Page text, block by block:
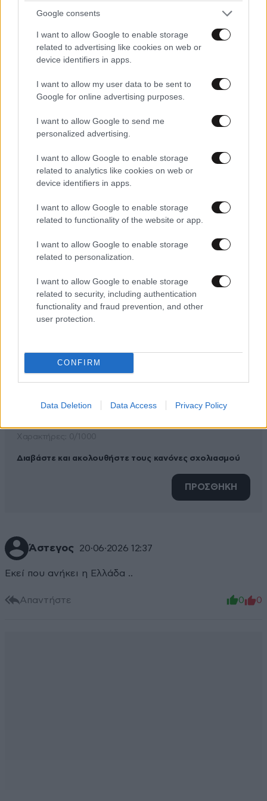
Google consents
I want to allow Google to enable storage
related to advertising like cookies on web or
device identifiers in apps.
I want to allow my user data to be sent to
Google for online advertising purposes.
I want to allow Google to send me
personalized advertising.
I want to allow Google to enable storage
related to analytics like cookies on web or
device identifiers in apps.
I want to allow Google to enable storage
related to functionality of the website or app.
I want to allow Google to enable storage
related to personalization.
I want to allow Google to enable storage
related to security, including authentication
functionality and fraud prevention, and other
user protection.
CONFIRM
Data Deletion Data Access Privacy Policy
ΣΧΌΛΙΑ ΑΝΑΓΝΩΣΤΏΝ
ΠΡΟΣΘΕΣΤΕ ΤΟ ΣΧΟΛΙΟ ΣΑΣ
Διαβάστε και ακολουθήστε τους κανόνες σχολιασμού
ΠΡΟΣΘΗΚΗ
Άστεγος 20·06·2026 12:37
Εκεί που ανήκει η Ελλάδα ..
Απαντήστε 0 0